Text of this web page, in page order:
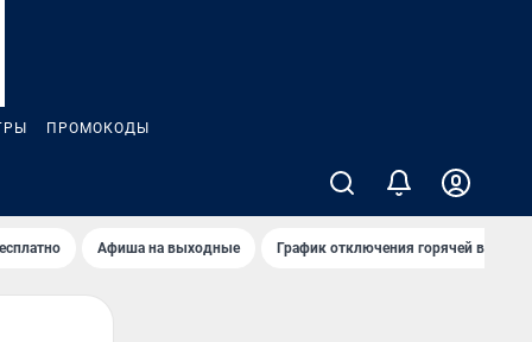
ПРОМОКОДЫ
Афиша на выходные График отключения горячей воды в